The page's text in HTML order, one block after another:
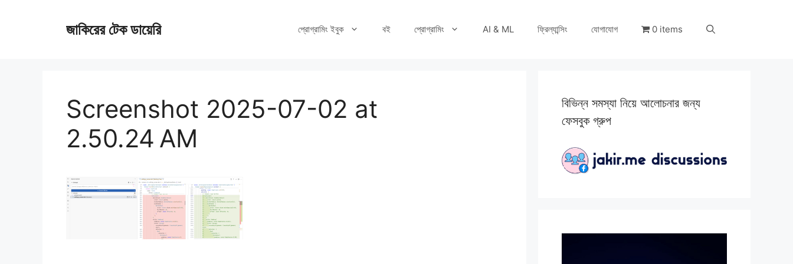
জাকিরের টেক ডায়েরি প্রোগ্রামিং ইবুক বই প্রোগ্রামিং AI & ML ফ্রিল্যান্সিং যোগাযোগ 0 items
Screenshot 2025-07-02 at
2.50.24 AM
বিভিন্ন সমস্যা নিয়ে আলোচনার জন্য
ফেসবুক গ্রুপ